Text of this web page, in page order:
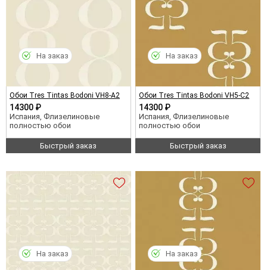
Обои Tres Tintas Bodoni VH8-A2
14300 ₽
Испания, Флизелиновые
полностью обои
Быстрый заказ
На заказ
Обои Tres Tintas Bodoni VH5-C2
14300 ₽
Испания, Флизелиновые
полностью обои
Быстрый заказ
На заказ
На заказ На заказ